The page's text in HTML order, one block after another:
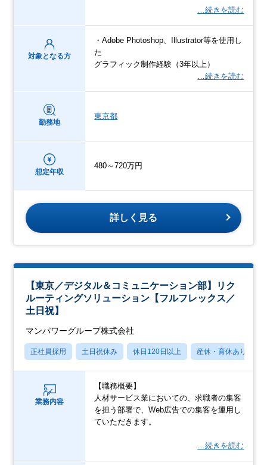
…続きを読む
対象となる方
・Adobe Photoshop、Illustrator等を使用し
た
グラフィック制作経験（3年以上）
…続きを読む
勤務地
東京都
想定年収
480～720万円
詳しく見る
【東京／デジタル＆コミュニケーション部】リク
ルーティングソリューション【フルフレックス／
土日祝】
マンパワーグループ株式会社
正社員採用 土日祝休み 休日120日以上 産休・育休あり
業務内容
【職務概要】
人材サービス業においての、求職者の集客
を担う部署で、Web広告での集客を運用し
ていただきます。
…続きを読む